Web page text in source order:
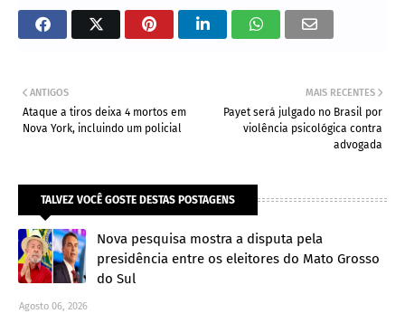
MAIS RECENTES
Payet será julgado no Brasil por
violência psicológica contra
advogada
ANTIGOS
Ataque a tiros deixa 4 mortos em
Nova York, incluindo um policial
TALVEZ VOCÊ GOSTE DESTAS POSTAGENS
Nova pesquisa mostra a disputa pela
presidência entre os eleitores do Mato Grosso
do Sul
Agosto 06, 2026